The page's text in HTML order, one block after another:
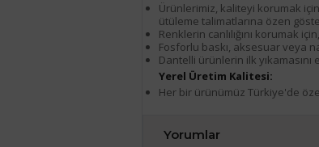
Ürünlerimiz, kaliteyi korumak
ütüleme talimatlarına özen
Renklerin canlılığını korumak
Fosforlu baskı, aksesuar veya
Dantelli ürünlerin ilk
Yerel Üretim Kalitesi:
Her bir ürünümüz Türkiye'de
Yorumlar